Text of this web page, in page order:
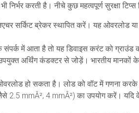
निर्भर करती है। नीचे कुछ महत्वपूर्ण सुरक्षा
सर्किट ब्रेकर स्थापित करें। यह ओवरलोड
में आता है तो यह डिवाइस करंट को ग्राउंड
अर्थिंग कंडक्टर से जोड़ें। भारतीय मानकों
हो सकता है। लोड को वॉट में गणना करके
mmÂ², 4 mmÂ²) का उपयोग करें। यदि